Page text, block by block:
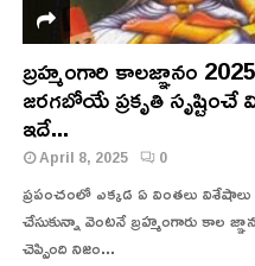
బ్రహ్మంగారి కాలజ్ఞానం
జరగబోయే ప్రకృతి సృష్టించే
ఇదే...
April 8, 2025 0
ప్రపంచంలో ఎక్కడ ఏ వింతలు
చేసుకున్నా వెంటనే బ్రహ్మంగారు కాల
చెప్పింది నిజం...